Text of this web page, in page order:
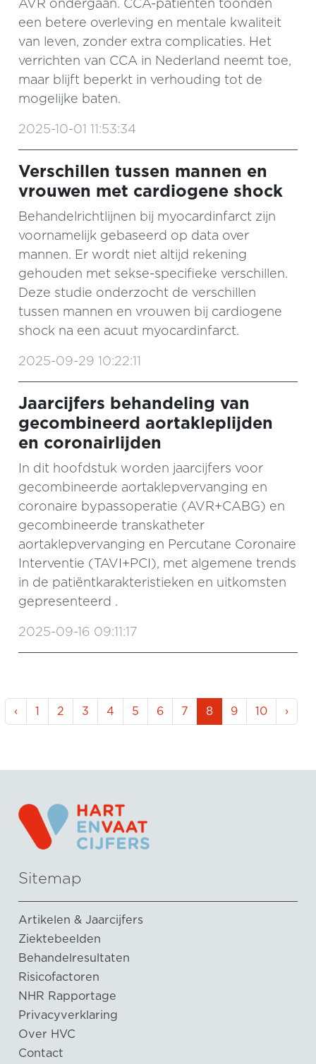
AVR ondergaan. CCA-patiënten toonden
een betere overleving en mentale kwaliteit
van leven, zonder extra complicaties. Het
verrichten van CCA in Nederland neemt toe,
maar blijft beperkt in verhouding tot de
mogelijke baten.
2025-10-01 11:53:34
Verschillen tussen mannen en
vrouwen met cardiogene shock
Behandelrichtlijnen bij myocardinfarct zijn
voornamelijk gebaseerd op data over
mannen. Er wordt niet altijd rekening
gehouden met sekse-specifieke verschillen.
Deze studie onderzocht de verschillen
tussen mannen en vrouwen bij cardiogene
shock na een acuut myocardinfarct.
2025-09-29 10:22:11
Jaarcijfers behandeling van
gecombineerd aortakleplijden
en coronairlijden
In dit hoofdstuk worden jaarcijfers voor
gecombineerde aortaklepvervanging en
coronaire bypassoperatie (AVR+CABG) en
gecombineerde transkatheter
aortaklepvervanging en Percutane Coronaire
Interventie (TAVI+PCI), met algemene trends
in de patiëntkarakteristieken en uitkomsten
gepresenteerd .
2025-09-16 09:11:17
‹ 1 2 3 4 5 6 7 8 9 10 ›
Sitemap
Artikelen & Jaarcijfers
Ziektebeelden
Behandelresultaten
Risicofactoren
NHR Rapportage
Privacyverklaring
Over HVC
Contact